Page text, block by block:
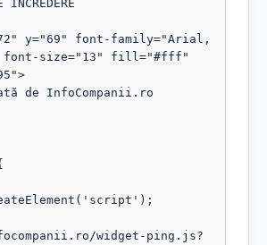
font-size="13" fill="#fff"
widget-ping.js?